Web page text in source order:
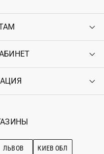
по уходу
ЛЬВОВ КИЕВ ОБЛ